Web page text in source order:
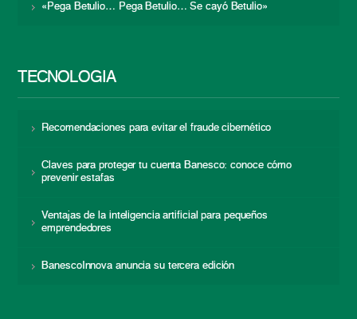
«Pega Betulio… Pega Betulio… Se cayó Betulio»
TECNOLOGÍA
Recomendaciones para evitar el fraude cibernético
Claves para proteger tu cuenta Banesco: conoce cómo
prevenir estafas
Ventajas de la inteligencia artificial para pequeños
emprendedores
BanescoInnova anuncia su tercera edición